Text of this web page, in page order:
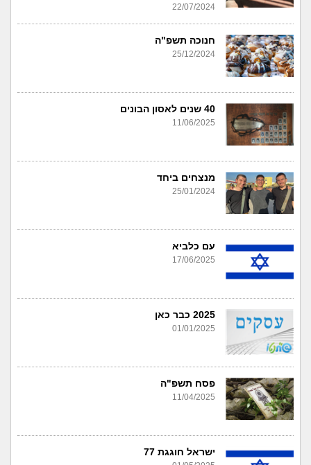
22/07/2024
חנוכה תשפ"ה
25/12/2024
40 שנים לאסון הבונים
11/06/2025
מנצחים ביחד
25/01/2024
עם כלביא
17/06/2025
2025 כבר כאן
01/01/2025
פסח תשפ"ה
11/04/2025
ישראל חוגגת 77